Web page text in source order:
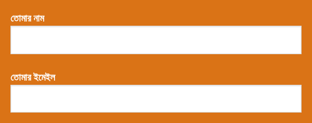
তোমার নাম
তোমার ইমেইল